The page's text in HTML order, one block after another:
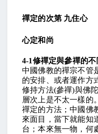
禪定的次第 九住心
心定和尚
4-1修禪定與參禪的不
中國佛教的禪宗不管
的安排、或者運作方
修持方法(參禪)與佛
層次上是不太一樣的
禪定的方法；中國佛
來面目，當下就能知
台；本來無一物，何